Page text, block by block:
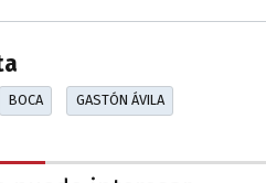
BOCA GASTÓN ÁVILA